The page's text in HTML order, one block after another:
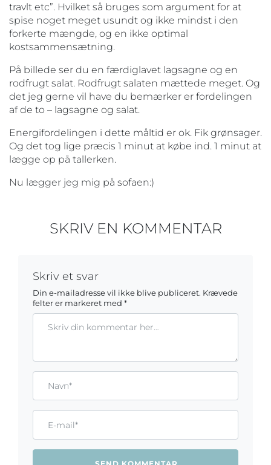
travlt etc”. Hvilket så bruges som argument for at
spise noget meget usundt og ikke mindst i den
forkerte mængde, og en ikke optimal
kostsammensætning.
På billede ser du en færdiglavet lagsagne og en
rodfrugt salat. Rodfrugt salaten mættede meget. Og
det jeg gerne vil have du bemærker er fordelingen
af de to – lagsagne og salat.
Energifordelingen i dette måltid er ok. Fik grønsager.
Og det tog lige præcis 1 minut at købe ind. 1 minut at
lægge op på tallerken.
Nu lægger jeg mig på sofaen:)
SKRIV EN KOMMENTAR
Skriv et svar
Din e-mailadresse vil ikke blive publiceret. Krævede
felter er markeret med *